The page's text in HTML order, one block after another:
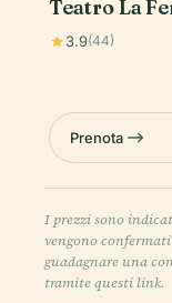
Teatro La
3.9(44)
Prenota
I prezzi sono
vengono
guadagnare una
tramite questi link.